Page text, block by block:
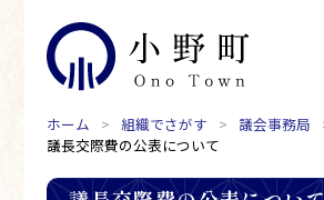
ホーム 組織でさがす
議会事務局
議長交際費の公表について